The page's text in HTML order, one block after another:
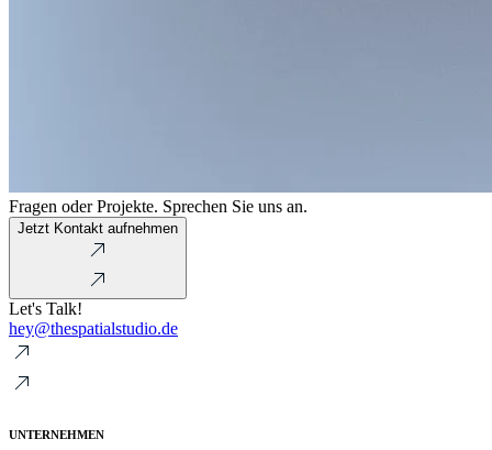
Fragen oder Projekte. Sprechen Sie uns an.
Jetzt Kontakt aufnehmen
Let's Talk!
hey@thespatialstudio.de
UNTERNEHMEN